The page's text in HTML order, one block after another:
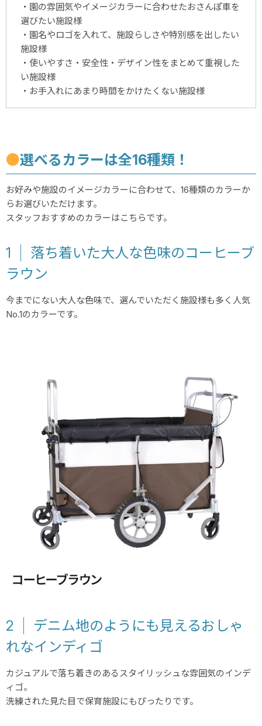
・園の雰囲気やイメージカラーに合わせたおさんぽ車を
選びたい施設様
・園名やロゴを入れて、施設らしさや特別感を出したい
施設様
・使いやすさ・安全性・デザイン性をまとめて重視した
い施設様
・お手入れにあまり時間をかけたくない施設様
●選べるカラーは全16種類！
お好みや施設のイメージカラーに合わせて、16種類のカラーか
らお選びいただけます。
スタッフおすすめのカラーはこちらです。
1
落ち着いた大人な色味のコーヒーブ
ラウン
今までにない大人な色味で、選んでいただく施設様も多く人気
No.1のカラーです。
2
デニム地のようにも見えるおしゃ
れなインディゴ
カジュアルで落ち着きのあるスタイリッシュな雰囲気のインデ
ィゴ。
洗練された見た目で保育施設にもぴったりです。